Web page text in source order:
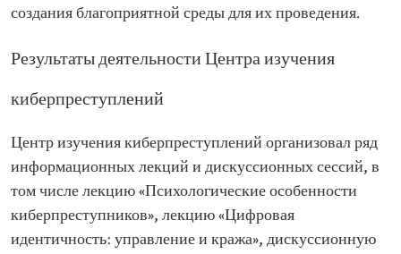
создания благоприятной среды для их проведения.
Результаты деятельности Центра изучения
киберпреступлений
Центр изучения киберпреступлений организовал ряд
информационных лекций и дискуссионных сессий, в
том числе лекцию «Психологические особенности
киберпреступников», лекцию «Цифровая
идентичность: управление и кража», дискуссионную